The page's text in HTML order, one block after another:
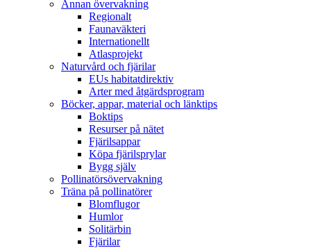
Annan övervakning
Regionalt
Faunaväkteri
Internationellt
Atlasprojekt
Naturvård och fjärilar
EUs habitatdirektiv
Arter med åtgärdsprogram
Böcker, appar, material och länktips
Boktips
Resurser på nätet
Fjärilsappar
Köpa fjärilsprylar
Bygg själv
Pollinatörsövervakning
Träna på pollinatörer
Blomflugor
Humlor
Solitärbin
Fjärilar